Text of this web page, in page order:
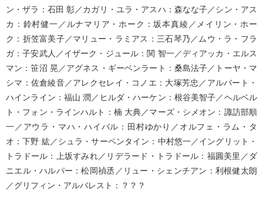
ン・ザラ：石田 彰／カガリ・ユラ・アスハ：森なな子／シン・アス
カ：鈴村健一／ルナマリア・ホーク：坂本真綾／メイリン・ホー
ク：折笠富美子／マリュー・ラミアス：三石琴乃／ムウ・ラ・フラ
ガ：子安武人／イザーク・ジュール：関 智一／ディアッカ・エルス
マン：笹沼 晃／アグネス・ギーベンラート：桑島法子／トーヤ・マ
シマ：佐倉綾音／アレクセレイ・コノエ：大塚芳忠／アルバート・
ハインライン：福山 潤／ヒルダ・ハーケン：根谷美智子／ヘルベル
ト・フォン・ラインハルト：楠 大典／マーズ・シメオン：諏訪部順
一／アウラ・マハ・ハイバル：田村ゆかり／オルフェ・ラム・タ
オ：下野 紘／シュラ・サーペンタイン：中村悠一／イングリット・
トラドール：上坂すみれ／リデラード・トラドール：福圓美里／ダ
ニエル・ハルパー：松岡禎丞／リュー・シェンチアン：利根健太朗
／グリフィン・アルバレスト：？？？